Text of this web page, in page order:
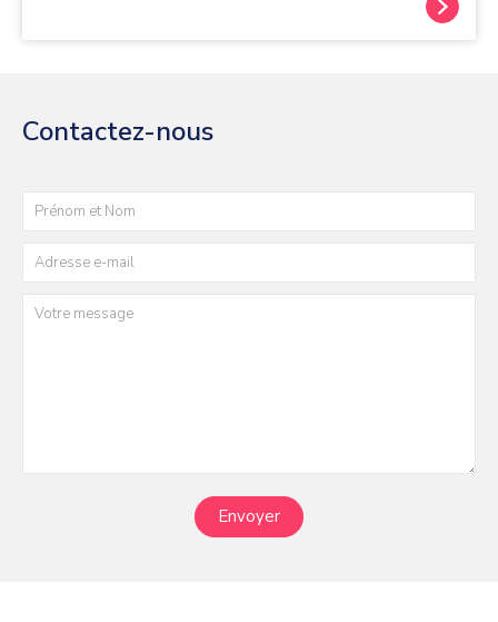
Contactez-nous
Envoyer